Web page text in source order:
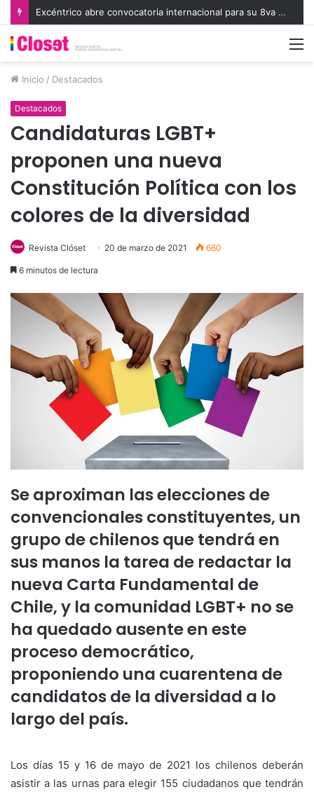
Excéntrico abre convocatoria internacional para su 8va edición e invita a exhibir nuevas miradas
Inicio / Destacados
Destacados
Candidaturas LGBT+
proponen una nueva
Constitución Política con los
colores de la diversidad
Revista Clóset 20 de marzo de 2021 660
6 minutos de lectura
Se aproximan las elecciones de
convencionales constituyentes, un
grupo de chilenos que tendrá en
sus manos la tarea de redactar la
nueva Carta Fundamental de
Chile, y la comunidad LGBT+ no se
ha quedado ausente en este
proceso democrático,
proponiendo una cuarentena de
candidatos de la diversidad a lo
largo del país.
Los días 15 y 16 de mayo de 2021 los chilenos deberán
asistir a las urnas para elegir 155 ciudadanos que tendrán